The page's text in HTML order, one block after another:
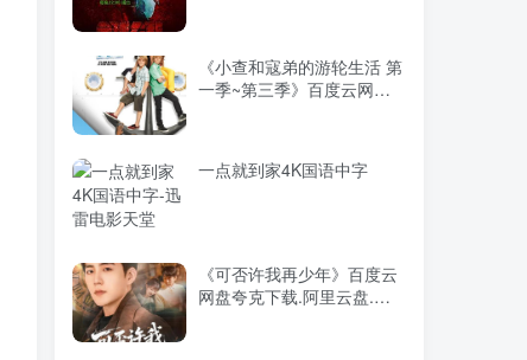
《小查和寇弟的游轮生活 第
一季~第三季》百度云网盘
一点就到家4K国语中字
《可否许我再少年》百度云
网盘夸克下载.阿里云盘.中